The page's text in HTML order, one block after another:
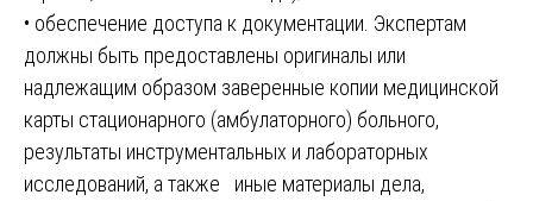
• обеспечение доступа к документации. Экспертам
должны быть предоставлены оригиналы или
надлежащим образом заверенные копии медицинской
карты стационарного (амбулаторного) больного,
результаты инструментальных и лабораторных
исследований, а также иные материалы дела,